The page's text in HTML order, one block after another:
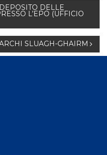
DELLE
L’EPO (UFFICIO
SLUAGH-GHAIRM